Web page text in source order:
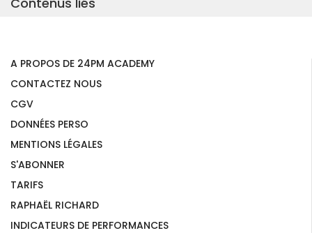
A PROPOS DE 24PM ACADEMY
CONTACTEZ NOUS
CGV
DONNÉES PERSO
MENTIONS LÉGALES
S'ABONNER
TARIFS
RAPHAËL RICHARD
INDICATEURS DE PERFORMANCES